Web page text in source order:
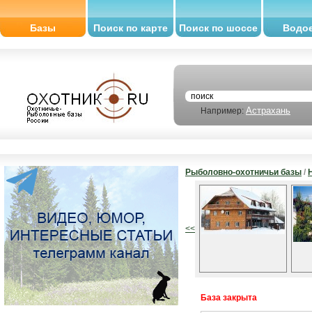
Базы Поиск по карте Поиск по шоссе
Например: Астрахань
Рыболовно-охотничьи базы /
<<
База закрыта